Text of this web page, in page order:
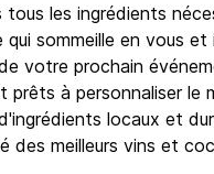
tous les ingrédients
qui sommeille en vous et
votre prochain
prêts à personnaliser le
locaux et
des meilleurs vins et